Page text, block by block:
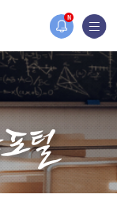
N
설되었습니다.